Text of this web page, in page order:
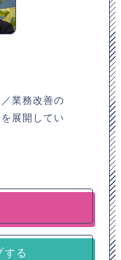
業務改善の
展開してい
する